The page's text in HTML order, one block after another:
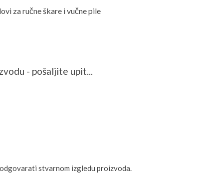
za ručne škare i vučne pile
- pošaljite upit...
stvarnom izgledu proizvoda.